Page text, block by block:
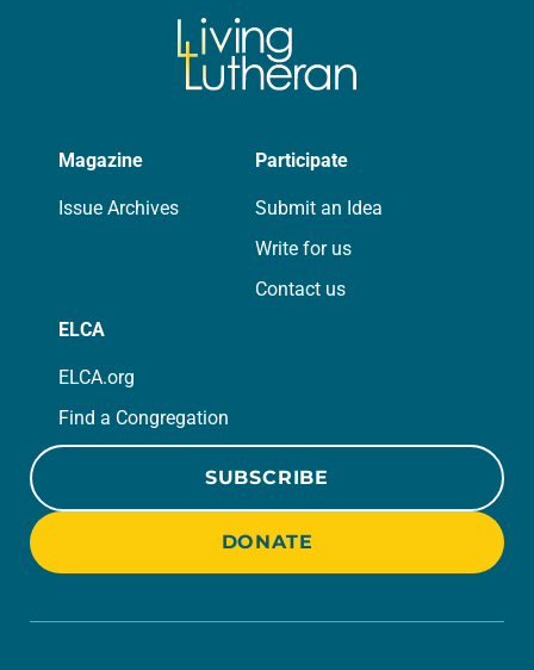
Magazine
Issue Archives
Participate
Submit an Idea
Write for us
Contact us
ELCA
ELCA.org
Find a Congregation
SUBSCRIBE
DONATE